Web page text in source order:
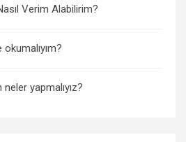
Verim Alabilirim?
okumalıyım?
yapmalıyız?